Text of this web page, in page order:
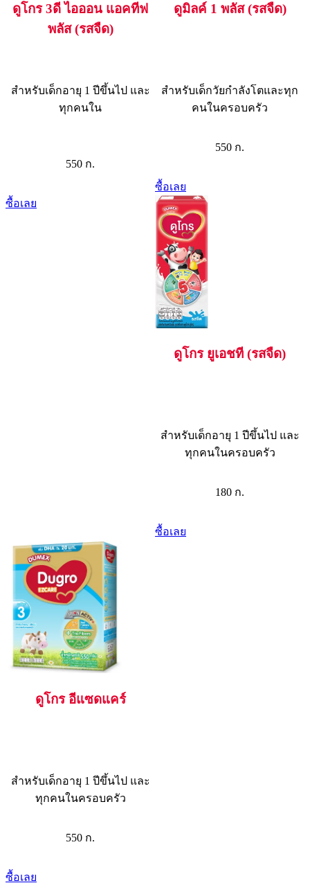
ดูโกร 3ดี ไอออน แอคทีฟ
พลัส (รสจืด)
สำหรับเด็กอายุ 1 ปีขึ้นไป และ
ทุกคนใน
550 ก.
ซื้อเลย
ดูมิลค์ 1 พลัส (รสจืด)
สำหรับเด็กวัยกำลังโตและทุก
คนในครอบครัว
550 ก.
ซื้อเลย
ดูโกร ยูเอชที (รสจืด)
สำหรับเด็กอายุ 1 ปีขึ้นไป และ
ทุกคนในครอบครัว
180 ก.
ซื้อเลย
ดูโกร อีแซดแคร์
สำหรับเด็กอายุ 1 ปีขึ้นไป และ
ทุกคนในครอบครัว
550 ก.
ซื้อเลย